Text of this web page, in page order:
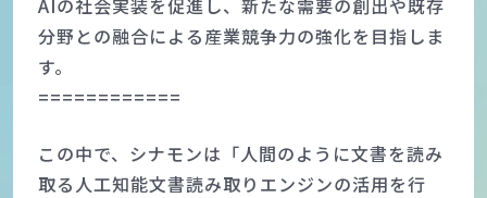
分野との融合による産業競争力の強化を目指しま
す。
============
この中で、シナモンは「人間のように文書を読み
取る人工知能文書読み取りエンジンの活用を行